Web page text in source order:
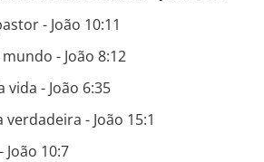
- João 10:11
- João 8:12
vida - João 6:35
verdadeira - João 15:1
10:7